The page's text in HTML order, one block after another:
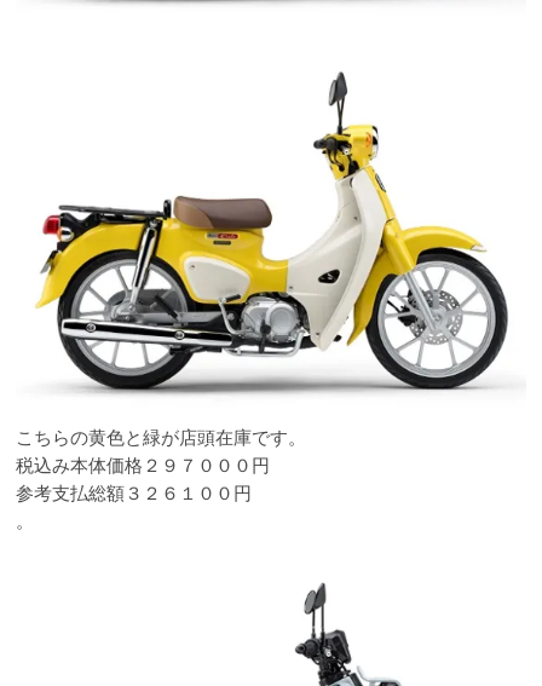
こちらの黄色と緑が店頭在庫です。
税込み本体価格２９７０００円
参考支払総額３２６１００円
。